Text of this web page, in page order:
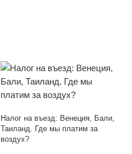
Налог на въезд: Венеция, Бали,
Таиланд. Где мы платим за
воздух?